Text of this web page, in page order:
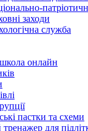
заходи
служба
онлайн
пастки та схеми
для